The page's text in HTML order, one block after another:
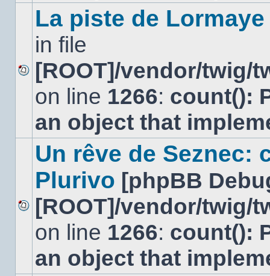
Aucun
message
non
La piste de Lormaye
in file
[ROOT]/vendor/twig/
on line 1266: count():
an object that
Aucun
message
non
Un rêve de Seznec:
Plurivo [phpBB
[ROOT]/vendor/twig/
on line 1266: count():
an object that